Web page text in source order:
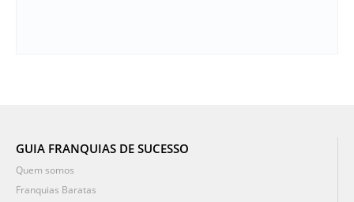
GUIA FRANQUIAS DE SUCESSO
Quem somos
Franquias Baratas